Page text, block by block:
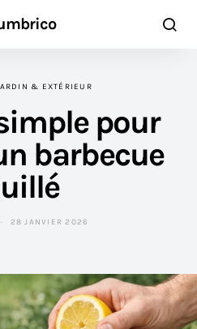
& EXTÉRIEUR
pour
barbecue
28 JANVIER 2026